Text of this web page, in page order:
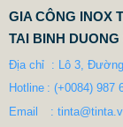
GIA CÔNG INOX
TAI BINH
Địa chỉ  : Lô 3,
Hotline : (+0084) 987
Email
: